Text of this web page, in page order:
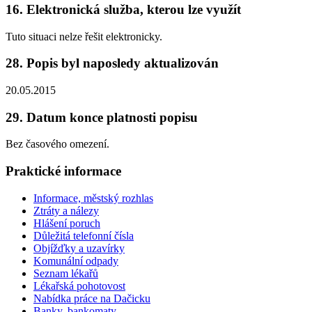
16. Elektronická služba, kterou lze využít
Tuto situaci nelze řešit elektronicky.
28. Popis byl naposledy aktualizován
20.05.2015
29. Datum konce platnosti popisu
Bez časového omezení.
Praktické informace
Informace, městský rozhlas
Ztráty a nálezy
Hlášení poruch
Důležitá telefonní čísla
Objížďky a uzavírky
Komunální odpady
Seznam lékařů
Lékařská pohotovost
Nabídka práce na Dačicku